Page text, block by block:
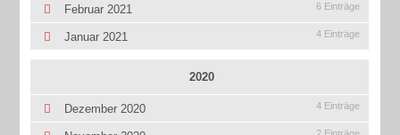
Februar 2021 6 Einträge
Januar 2021 4 Einträge
2020
Dezember 2020 4 Einträge